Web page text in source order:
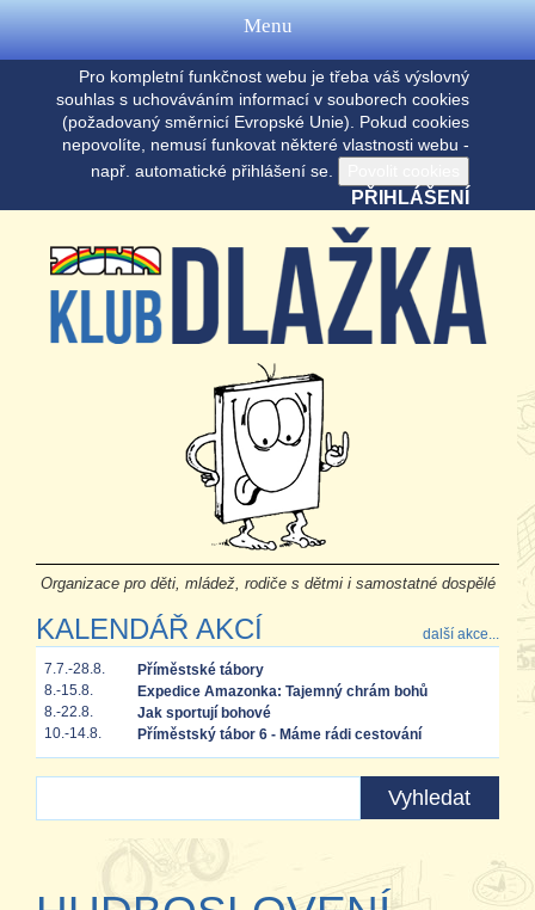
Pro kompletní funkčnost webu je třeba váš výslovný
souhlas s uchováváním informací v souborech cookies
(požadovaný směrnicí Evropské Unie). Pokud cookies
nepovolíte, nemusí funkovat některé vlastnosti webu -
např. automatické přihlášení se.
PŘIHLÁŠENÍ
Organizace pro děti, mládež, rodiče s dětmi i samostatné dospělé
KALENDÁŘ AKCÍ další akce...
7.7.-28.8.
Příměstské tábory
8.-15.8.
Expedice Amazonka: Tajemný chrám bohů
8.-22.8.
Jak sportují bohové
10.-14.8.
Příměstský tábor 6 - Máme rádi cestování